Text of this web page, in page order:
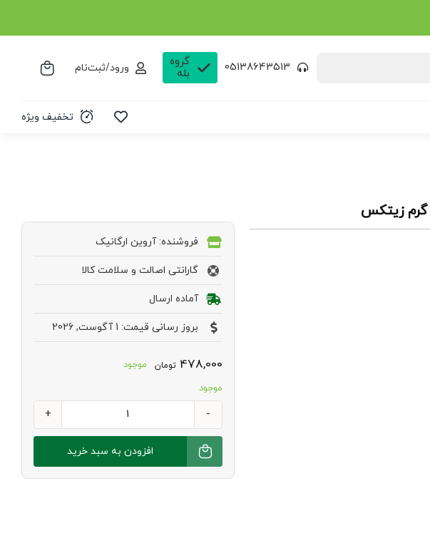
05138643513
گروه
بله
ورود/ثبت‌نام
تخفیف ویژه
فروشنده: آروین ارگانیک
گارانتی اصالت و سلامت کالا
آماده ارسال
بروز رسانی قیمت: 1 آگوست, 2026
478,000 تومان
موجود
موجود
بافت
ریز
افزودن به سبد خرید